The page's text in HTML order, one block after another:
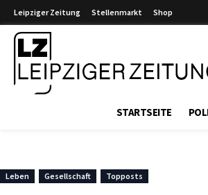
Leipziger Zeitung Stellenmarkt Shop
STARTSEITE
Leben Gesellschaft Topposts